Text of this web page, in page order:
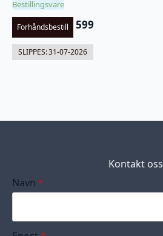
Bestillingsvare
Forhåndsbestill 599
SLIPPES:31-07-2026
Kontakt oss
Navn *